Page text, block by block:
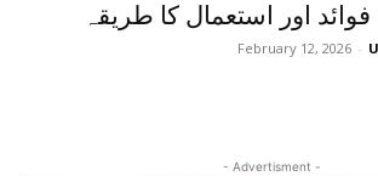
اور استعمال کا طریقہ
-
February 12, 2026
- Advertisment -